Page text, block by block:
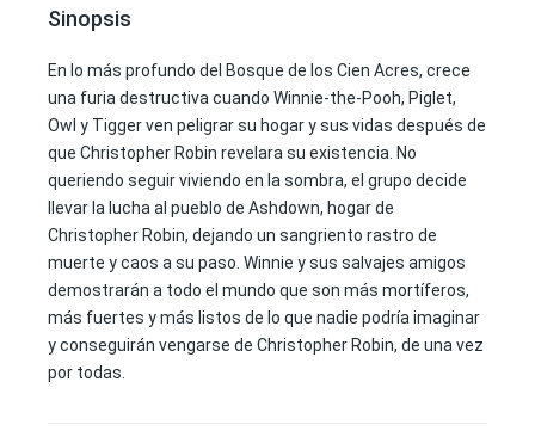
Sinopsis
En lo más profundo del Bosque de los Cien Acres, crece
una furia destructiva cuando Winnie-the-Pooh, Piglet,
Owl y Tigger ven peligrar su hogar y sus vidas después de
que Christopher Robin revelara su existencia. No
queriendo seguir viviendo en la sombra, el grupo decide
llevar la lucha al pueblo de Ashdown, hogar de
Christopher Robin, dejando un sangriento rastro de
muerte y caos a su paso. Winnie y sus salvajes amigos
demostrarán a todo el mundo que son más mortíferos,
más fuertes y más listos de lo que nadie podría imaginar
y conseguirán vengarse de Christopher Robin, de una vez
por todas.